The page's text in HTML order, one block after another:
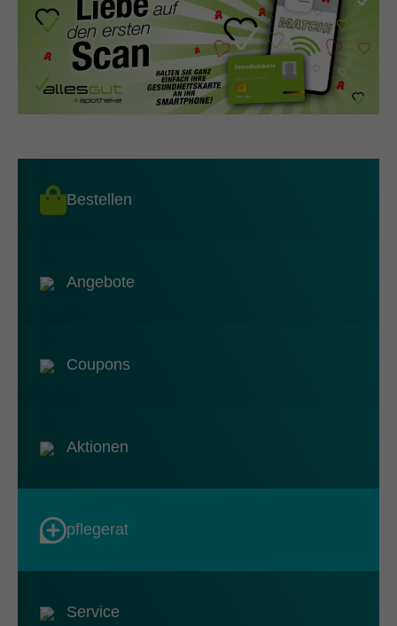
Bestellen
Angebote
Coupons
Aktionen
pflegerat
Service